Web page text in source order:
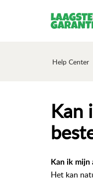
Help Center
Kan
Kan ik mijn
Het kan